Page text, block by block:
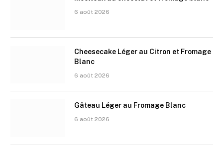
6 août 2026
Cheesecake Léger au Citron et Fromage
Blanc
6 août 2026
Gâteau Léger au Fromage Blanc
6 août 2026